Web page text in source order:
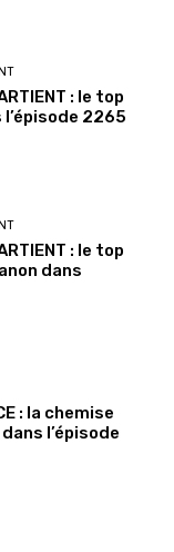
: le top
l’épisode 2265
: le top
dans
: la chemise
l’épisode